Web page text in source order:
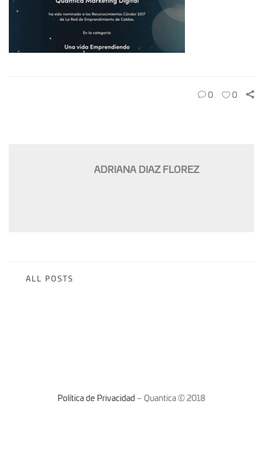
0 0
ADRIANA DIAZ FLOREZ
ALL POSTS
Política de Privacidad – Quantica © 2018